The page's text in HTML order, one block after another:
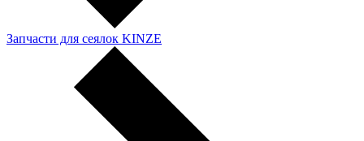
Запчасти для сеялок KINZE